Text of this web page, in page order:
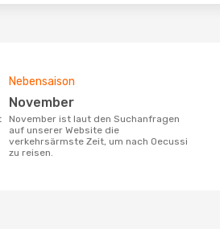
Nebensaison
November
November ist laut den Suchanfragen
auf unserer Website die
verkehrsärmste Zeit, um nach Oecussi
zu reisen.